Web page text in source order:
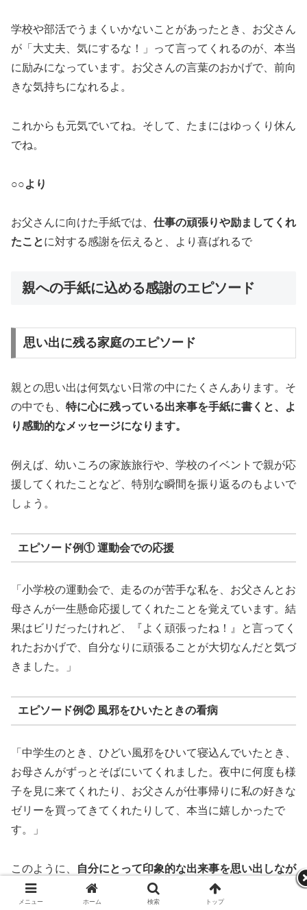
学校や部活でうまくいかないことがあったとき、お父さん
が「大丈夫、気にするな！」って言ってくれるのが、本当
に励みになっています。お父さんの言葉のおかげで、前向
きな気持ちになれるよ。
これからも元気でいてね。そして、たまにはゆっくり休ん
でね。
○○より
お父さんに向けた手紙では、 仕事の頑張りや励ましてくれ
たことに対する感謝を伝えると、より喜ばれるで
親への手紙に込める感謝のエピソード
思い出に残る家庭のエピソード
親との思い出は何気ない日常の中にたくさんあります。そ
の中でも、 特に心に残っている出来事を手紙に書くと、よ
り感動的なメッセージになります。
例えば、幼いころの家族旅行や、学校のイベントで親が応
援してくれたことなど、特別な瞬間を振り返るのもよいで
しょう。
エピソード例① 運動会での応援
「小学校の運動会で、走るのが苦手な私を、お父さんとお
母さんが一生懸命応援してくれたことを覚えています。結
果はビリだったけれど、『よく頑張ったね！』と言ってく
れたおかげで、自分なりに頑張ることが大切なんだと気づ
きました。」
エピソード例② 風邪をひいたときの看病
「中学生のとき、ひどい風邪をひいて寝込んでいたとき、
お母さんがずっとそばにいてくれました。夜中に何度も様
子を見に来てくれたり、お父さんが仕事帰りに私の好きな
ゼリーを買ってきてくれたりして、本当に嬉しかったで
す。」
このように、
自分にとって印象的な出来事を思い出しなが
ら書くと、より気持ちが伝わる手紙になります。
メニュー ホーム 検索 トップ